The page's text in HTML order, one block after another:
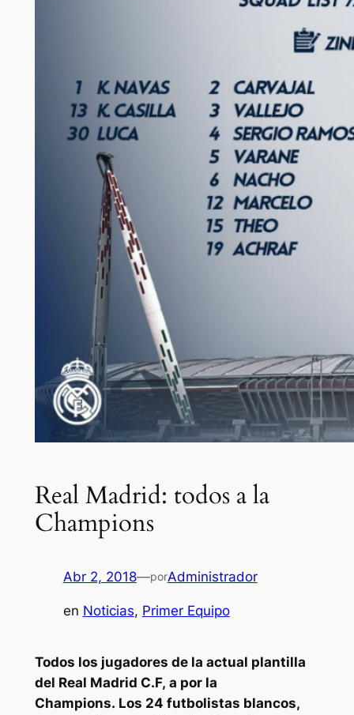
Real Madrid: todos a la
Champions
Abr 2, 2018—porAdministrador
en Noticias, Primer Equipo
Todos los jugadores de la actual plantilla
del Real Madrid C.F, a por la
Champions. Los 24 futbolistas blancos,